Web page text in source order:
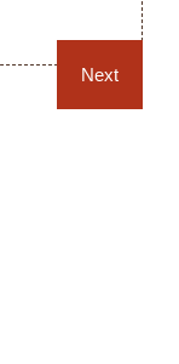
fauteuil, chaises
sièges 59
de fauteuil,
Next